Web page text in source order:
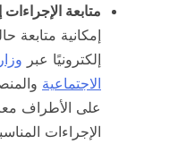
متابعة الإجراءات
إمكانية متابعة
إلكترونيًا عبر
الاجتماعية
على الأطراف
الإجراءات